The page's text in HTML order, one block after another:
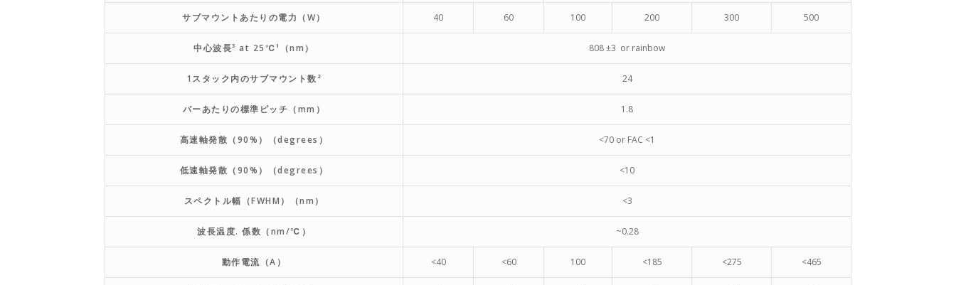
サブマウントあたりの電力（W） 40 60 100 200 300 500
中心波長³ at 25℃¹（nm） 808 ±3 or rainbow
1スタック内のサブマウント数² 24
バーあたりの標準ピッチ（mm） 1.8
高速軸発散（90%）（degrees） <70 or FAC <1
低速軸発散（90%）（degrees） <10
スペクトル幅（FWHM）（nm） <3
波長温度. 係数（nm/℃） ~0.28
動作電流（A） <40 <60 100 <185 <275 <465